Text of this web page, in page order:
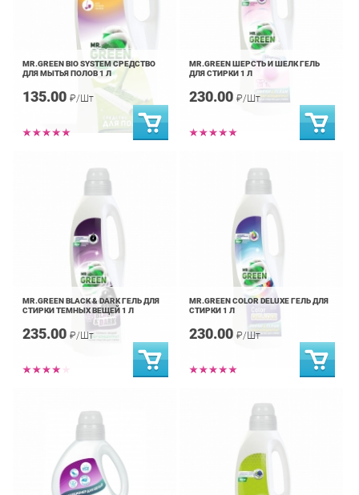
MR.GREEN BIO SYSTEM СРЕДСТВО
ДЛЯ МЫТЬЯ ПОЛОВ 1 Л
135.00 ₽/Шт
MR.GREEN ШЕРСТЬ И ШЕЛК ГЕЛЬ
ДЛЯ СТИРКИ 1 Л
230.00 ₽/Шт
MR.GREEN BLACK & DARK ГЕЛЬ ДЛЯ
СТИРКИ ТЕМНЫХ ВЕЩЕЙ 1 Л
235.00 ₽/Шт
MR.GREEN COLOR DELUXE ГЕЛЬ ДЛЯ
СТИРКИ 1 Л
230.00 ₽/Шт